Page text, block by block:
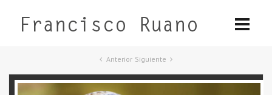
Anterior Siguiente